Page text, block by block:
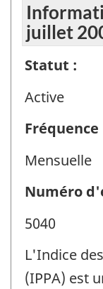
juillet
Statut :
Active
Fréquence
Mensuelle
Numéro
5040
L'Indice
(IPPA) est